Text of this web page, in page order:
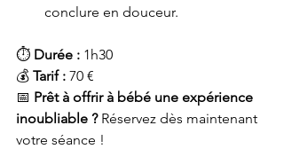
conclure en douceur.
⏱ Durée : 1h30
💰 Tarif : 70 €
📅 Prêt à offrir à bébé une expérience
inoubliable ? Réservez dès maintenant
votre séance !